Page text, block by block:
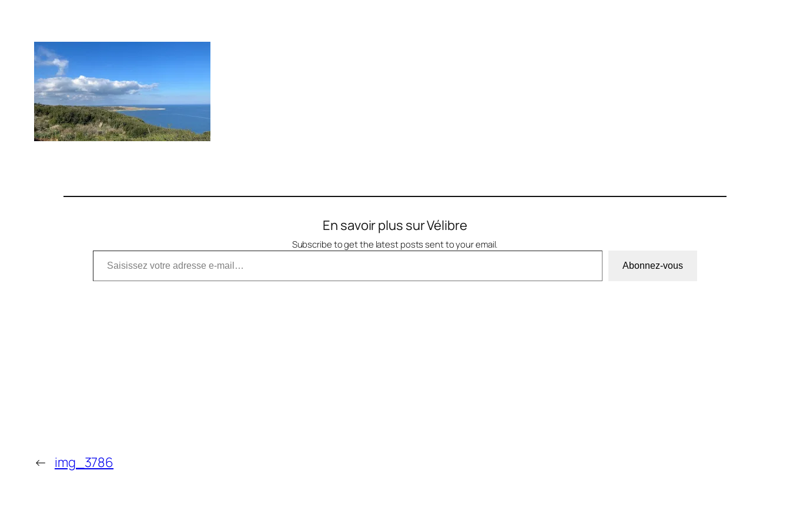
En savoir plus sur Vélibre
Subscribe to get the latest posts sent to your email.
Saisissez votre adresse e-mail…
Abonnez-vous
← img_3786